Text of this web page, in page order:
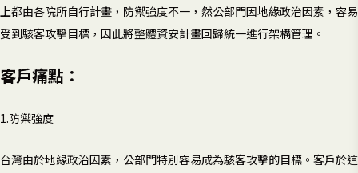
上都由各院所自行計畫，防禦強度不一，然公部門因地緣政治因素，容易
受到駭客攻擊目標，因此將整體資安計畫回歸統一進行架構管理。
客戶痛點：
1.防禦強度
台灣由於地緣政治因素，公部門特別容易成為駭客攻擊的目標。客戶於這